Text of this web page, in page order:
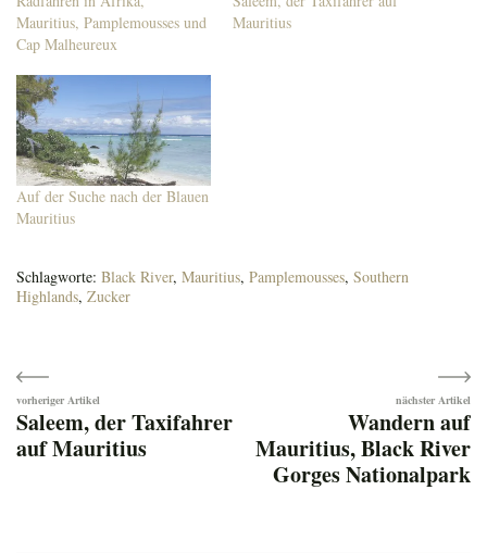
Mauritius, Pamplemousses und
Cap Malheureux
Mauritius
Auf der Suche nach der Blauen
Mauritius
Schlagworte: Black River, Mauritius, Pamplemousses, Southern
Highlands, Zucker
Beitragsnavigation
Saleem, der Taxifahrer
auf Mauritius
Wandern auf
Mauritius, Black River
Gorges Nationalpark